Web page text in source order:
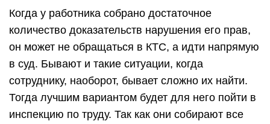
Когда у работника собрано достаточное
количество доказательств нарушения его прав,
он может не обращаться в КТС, а идти напрямую
в суд. Бывают и такие ситуации, когда
сотруднику, наоборот, бывает сложно их найти.
Тогда лучшим вариантом будет для него пойти в
инспекцию по труду. Так как они собирают все